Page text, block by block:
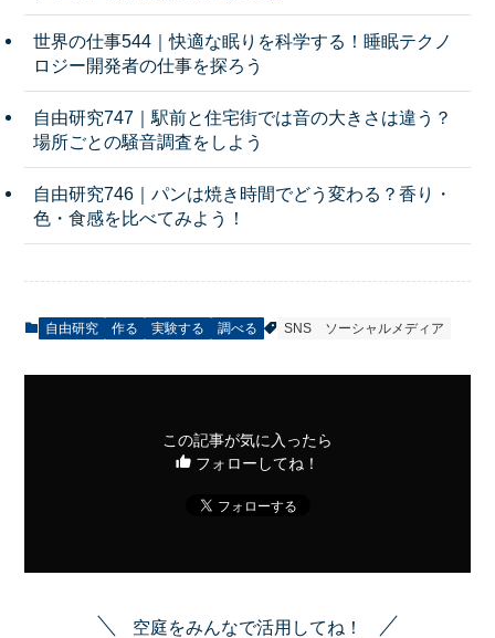
世界の仕事544｜快適な眠りを科学する！睡眠テクノ
ロジー開発者の仕事を探ろう
自由研究747｜駅前と住宅街では音の大きさは違う？
場所ごとの騒音調査をしよう
自由研究746｜パンは焼き時間でどう変わる？香り・
色・食感を比べてみよう！
自由研究 作る 実験する 調べる SNS ソーシャルメディア
この記事が気に入ったら
フォローしてね！
空庭をみんなで活用してね！